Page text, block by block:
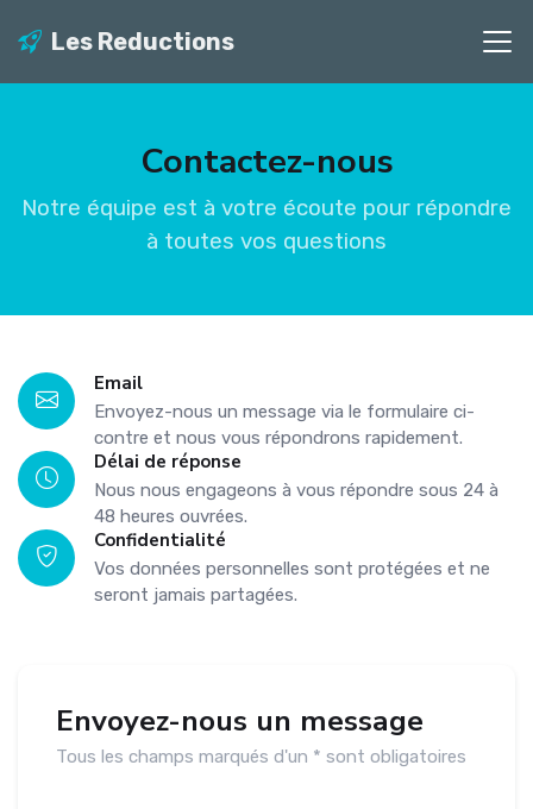
Les Reductions
Contactez-nous
Notre équipe est à votre écoute pour répondre
à toutes vos questions
Email
Envoyez-nous un message via le formulaire ci-
contre et nous vous répondrons rapidement.
Délai de réponse
Nous nous engageons à vous répondre sous 24 à
48 heures ouvrées.
Confidentialité
Vos données personnelles sont protégées et ne
seront jamais partagées.
Envoyez-nous un message
Tous les champs marqués d'un * sont obligatoires